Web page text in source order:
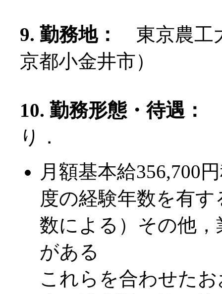
9. 勤務地：
東京農工
京都小金井市）
10. 勤務形態・待遇：
り．
月額基本給356,700
度の経験年数を有
数による）その他
がある
これらを合わせた